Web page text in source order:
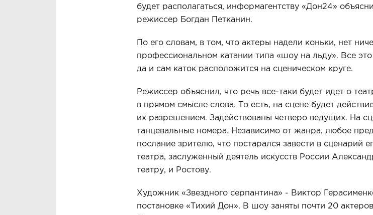
будет располагаться, информагентству «Дон24»
режиссер Богдан Петканин.
По его словам, в том, что актеры надели коньки, нет
профессиональном катании типа «шоу на льду». Все
да и сам каток расположится на сценическом круге.
Режиссер объяснил, что речь все-таки будет идет о
в прямом смысле слова. То есть, на сцене будет
их разрешением. Задействованы четверо ведущих. На
танцевальные номера. Независимо от жанра, любое
послание зрителю, что постарался завести в сценарий
театра, заслуженный деятель искусств России
театру, и Ростову.
Художник «Звездного серпантина» - Виктор
постановке «Тихий Дон». В шоу заняты почти 20